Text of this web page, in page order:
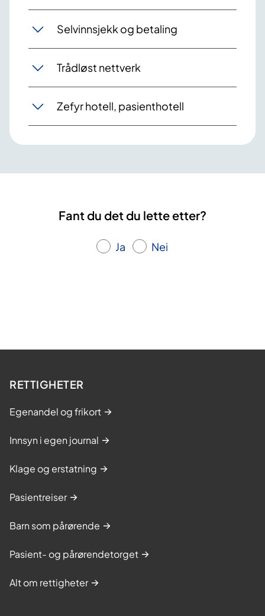
Selvinnsjekk og betaling
Trådløst nettverk
Zefyr hotell, pasienthotell
Fant du det du lette etter?
Ja Nei
RETTIGHETER
Egenandel og frikort
Innsyn i egen journal
Klage og erstatning
Pasientreiser
Barn som pårørende
Pasient- og pårørendetorget
Alt om rettigheter